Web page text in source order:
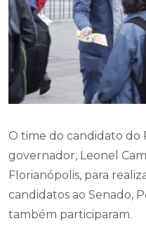
O time do candidato do
governador, Leonel
Florianópolis, para
candidatos ao Senado,
também participaram.